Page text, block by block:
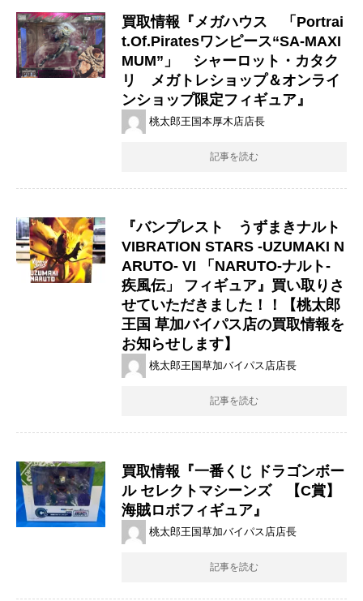
買取情報『メガハウス 「Portrai
t.Of.Piratesワンピース“SA-MAXI
MUM”」 シャーロット・カタク
リ メガトレショップ＆オンライ
ンショップ限定フィギュア』
桃太郎王国本厚木店店長
記事を読む
『バンプレスト うずまきナルト ​
VIBRATION ​STARS ​-UZUMAKI ​N
ARUTO- ​VI 「NARUTO-ナルト- ​
疾風伝」 フィギュア』買い取りさ
せていただきました！！【桃太郎
王国 草加バイパス店の買取情報を
お知らせします】
桃太郎王国草加バイパス店店長
記事を読む
買取情報『一番くじ ドラゴンボー
ル セレクトマシーンズ 【C賞】
海賊ロボフィギュア』
桃太郎王国草加バイパス店店長
記事を読む